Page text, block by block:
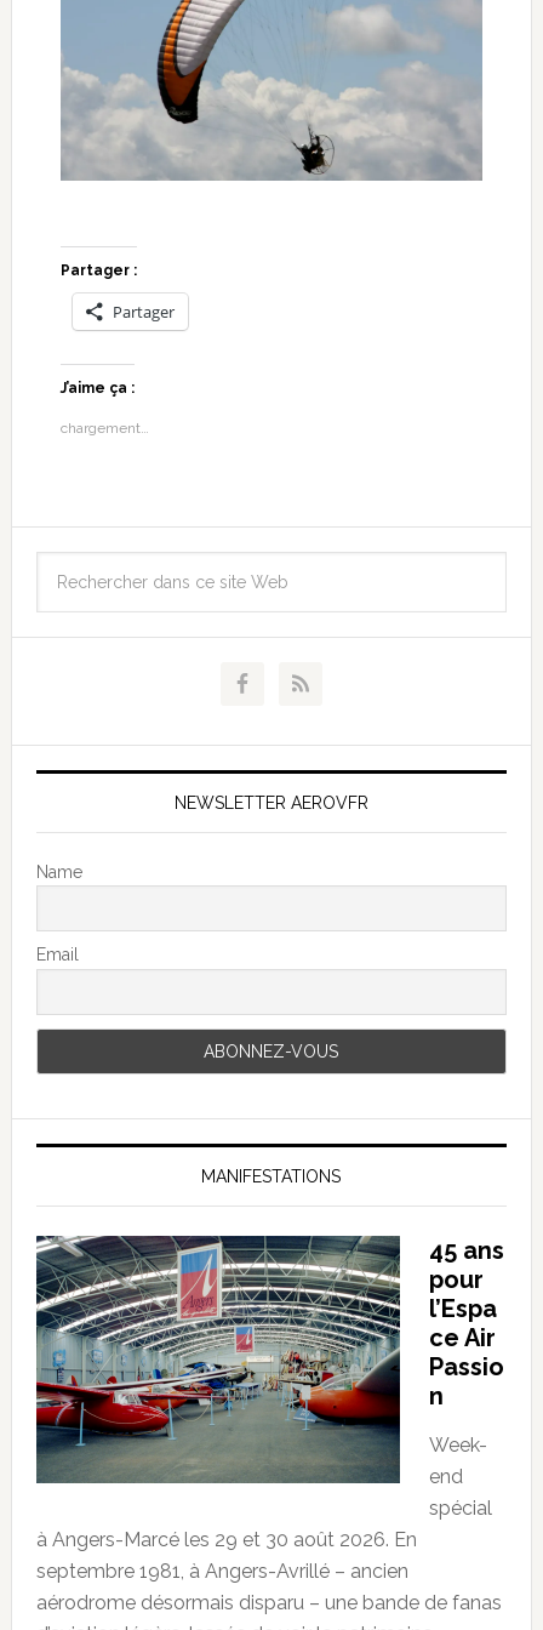
Partager :
Partager
J’aime ça :
chargement…
NEWSLETTER AEROVFR
Name
Email
MANIFESTATIONS
45 ans
pour
l’Espa
ce Air
Passio
n
Week-
end
spécial
à Angers-Marcé les 29 et 30 août 2026. En
septembre 1981, à Angers-Avrillé – ancien
aérodrome désormais disparu – une bande de fanas